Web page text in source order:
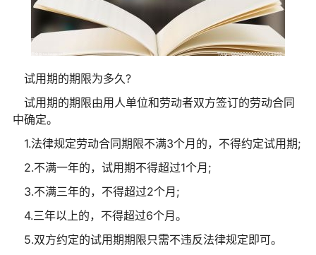
试用期的期限为多久?
试用期的期限由用人单位和劳动者双方签订的劳动合同
中确定。
1.法律规定劳动合同期限不满3个月的，不得约定试用期;
2.不满一年的，试用期不得超过1个月;
3.不满三年的，不得超过2个月;
4.三年以上的，不得超过6个月。
5.双方约定的试用期期限只需不违反法律规定即可。